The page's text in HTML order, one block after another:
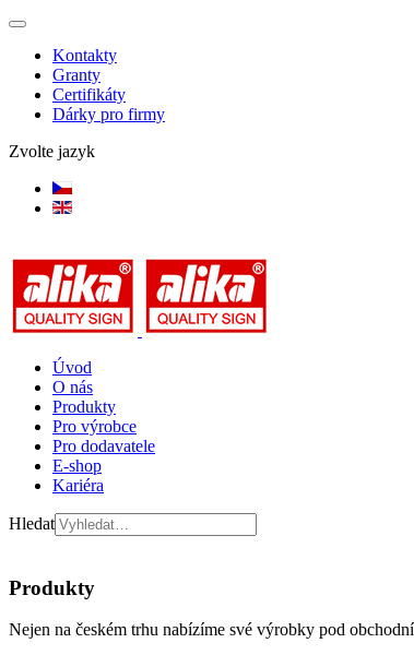
Kontakty
Granty
Certifikáty
Dárky pro firmy
Zvolte jazyk
Úvod
O nás
Produkty
Pro výrobce
Pro dodavatele
E-shop
Kariéra
Hledat
Produkty
Nejen na českém trhu nabízíme své výrobky pod